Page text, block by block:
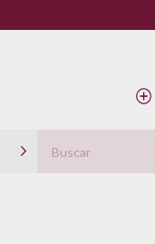
Política de Devolución